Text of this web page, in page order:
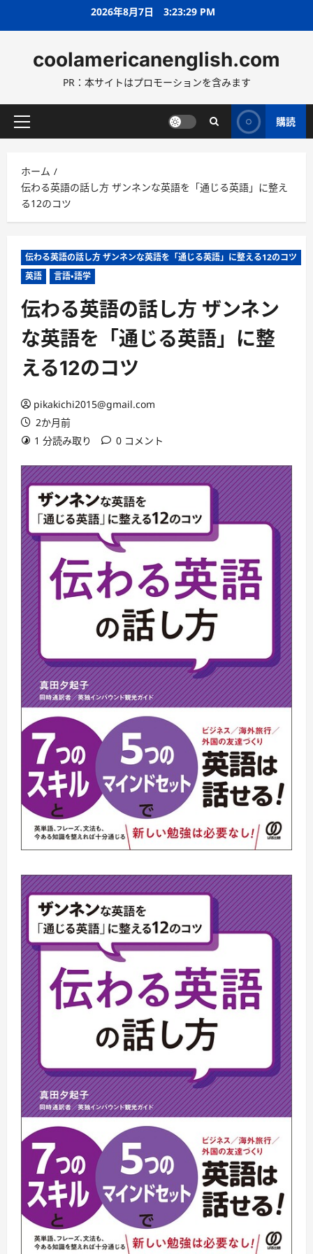
ス
ッ
2026年8月7日 3:23:30 PM
coolamericanenglish.com
PR：本サイトはプロモーションを含みます
メ
メ
ニ
ュ
ー
購読
ホーム
伝わる英語の話し方 ザンネンな英語を「通じる英語」に整え
る12のコツ
伝わる英語の話し方 ザンネンな英語を「通じる英語」に整える12のコツ
英語
言語・語学
伝わる英語の話し方 ザンネン
な英語を「通じる英語」に整
える12のコツ
pikakichi2015@gmail.com
2か月前
1 分読み取り
0 コメント